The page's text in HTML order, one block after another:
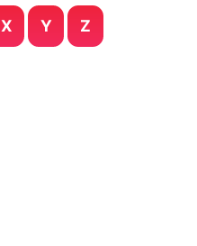
X Y Z